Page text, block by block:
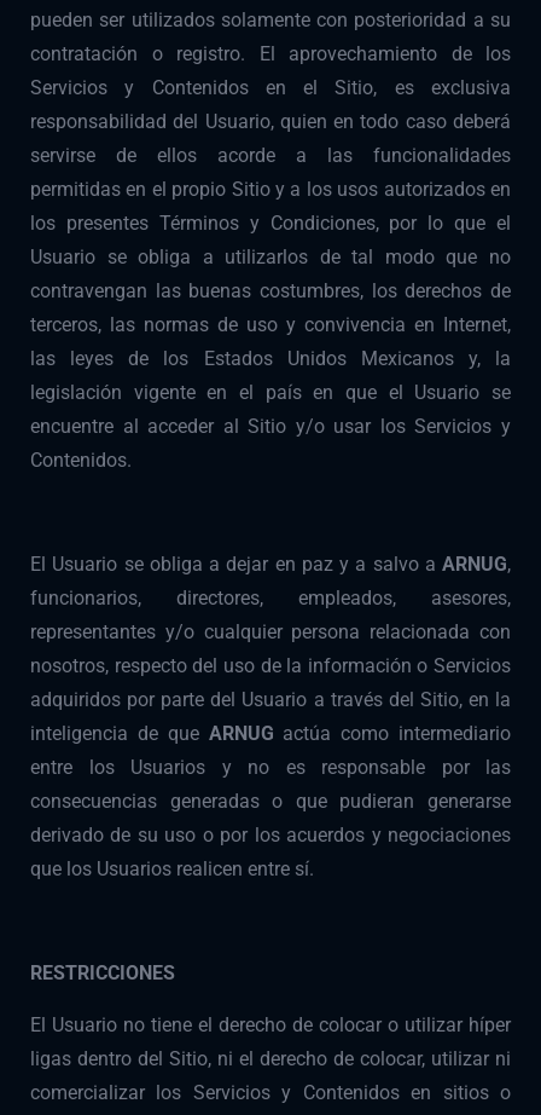
pueden ser utilizados solamente con posterioridad a su
contratación o registro. El aprovechamiento de los
Servicios y Contenidos en el Sitio, es exclusiva
responsabilidad del Usuario, quien en todo caso deberá
servirse de ellos acorde a las funcionalidades
permitidas en el propio Sitio y a los usos autorizados en
los presentes Términos y Condiciones, por lo que el
Usuario se obliga a utilizarlos de tal modo que no
contravengan las buenas costumbres, los derechos de
terceros, las normas de uso y convivencia en Internet,
las leyes de los Estados Unidos Mexicanos y, la
legislación vigente en el país en que el Usuario se
encuentre al acceder al Sitio y/o usar los Servicios y
Contenidos.
El Usuario se obliga a dejar en paz y a salvo a ARNUG,
funcionarios, directores, empleados, asesores,
representantes y/o cualquier persona relacionada con
nosotros, respecto del uso de la información o Servicios
adquiridos por parte del Usuario a través del Sitio, en la
inteligencia de que ARNUG actúa como intermediario
entre los Usuarios y no es responsable por las
consecuencias generadas o que pudieran generarse
derivado de su uso o por los acuerdos y negociaciones
que los Usuarios realicen entre sí.
RESTRICCIONES
El Usuario no tiene el derecho de colocar o utilizar híper
ligas dentro del Sitio, ni el derecho de colocar, utilizar ni
comercializar los Servicios y Contenidos en sitios o